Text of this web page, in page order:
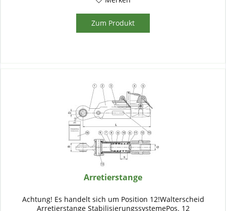
Zum Produkt
Arretierstange
Achtung! Es handelt sich um Position 12!Walterscheid
Arretierstange StabilisierungssystemePos. 12